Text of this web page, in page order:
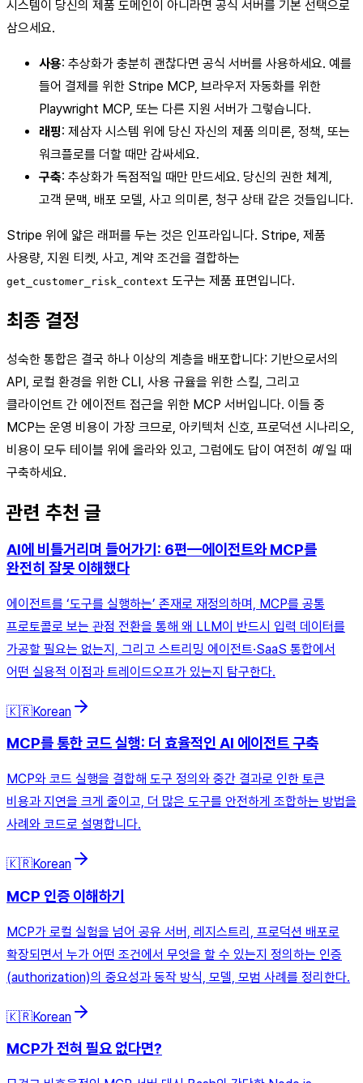
시스템이 당신의 제품 도메인이 아니라면 공식 서버를 기본 선택으로
삼으세요.
사용: 추상화가 충분히 괜찮다면 공식 서버를 사용하세요. 예를
들어 결제를 위한 Stripe MCP, 브라우저 자동화를 위한
Playwright MCP, 또는 다른 지원 서버가 그렇습니다.
래핑: 제삼자 시스템 위에 당신 자신의 제품 의미론, 정책, 또는
워크플로를 더할 때만 감싸세요.
구축: 추상화가 독점적일 때만 만드세요. 당신의 권한 체계,
고객 문맥, 배포 모델, 사고 의미론, 청구 상태 같은 것들입니다.
Stripe 위에 얇은 래퍼를 두는 것은 인프라입니다. Stripe, 제품
사용량, 지원 티켓, 사고, 계약 조건을 결합하는
get_customer_risk_context 도구는 제품 표면입니다.
최종 결정
성숙한 통합은 결국 하나 이상의 계층을 배포합니다: 기반으로서의
API, 로컬 환경을 위한 CLI, 사용 규율을 위한 스킬, 그리고
클라이언트 간 에이전트 접근을 위한 MCP 서버입니다. 이들 중
MCP는 운영 비용이 가장 크므로, 아키텍처 신호, 프로덕션 시나리오,
비용이 모두 테이블 위에 올라와 있고, 그럼에도 답이 여전히 예일 때
구축하세요.
관련 추천 글
AI에 비틀거리며 들어가기: 6편—에이전트와 MCP를
완전히 잘못 이해했다
에이전트를 ‘도구를 실행하는’ 존재로 재정의하며, MCP를 공통
프로토콜로 보는 관점 전환을 통해 왜 LLM이 반드시 입력 데이터를
가공할 필요는 없는지, 그리고 스트리밍 에이전트·SaaS 통합에서
어떤 실용적 이점과 트레이드오프가 있는지 탐구한다.
🇰🇷Korean
MCP를 통한 코드 실행: 더 효율적인 AI 에이전트 구축
MCP와 코드 실행을 결합해 도구 정의와 중간 결과로 인한 토큰
비용과 지연을 크게 줄이고, 더 많은 도구를 안전하게 조합하는 방법을
사례와 코드로 설명합니다.
🇰🇷Korean
MCP 인증 이해하기
MCP가 로컬 실험을 넘어 공유 서버, 레지스트리, 프로덕션 배포로
확장되면서 누가 어떤 조건에서 무엇을 할 수 있는지 정의하는 인증
(authorization)의 중요성과 동작 방식, 모델, 모범 사례를 정리한다.
🇰🇷Korean
MCP가 전혀 필요 없다면?